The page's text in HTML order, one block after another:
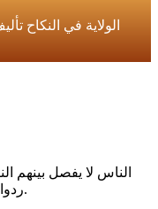
الولاية في النكاح
الناس لا يفصل بينهم
ردوا إلى عقولهم فلكل واحد منهم عقل.